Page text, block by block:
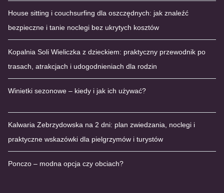
House sitting i couchsurfing dla oszczędnych: jak znaleźć
bezpieczne i tanie noclegi bez ukrytych kosztów
Kopalnia Soli Wieliczka z dzieckiem: praktyczny przewodnik po
trasach, atrakcjach i udogodnieniach dla rodzin
Winietki sezonowe – kiedy i jak ich używać?
Kalwaria Zebrzydowska na 2 dni: plan zwiedzania, noclegi i
praktyczne wskazówki dla pielgrzymów i turystów
Ponczo – modna opcja czy obciach?